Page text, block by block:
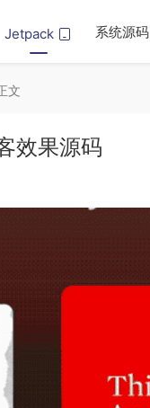
Jetpack 系统源码
文
效果源码